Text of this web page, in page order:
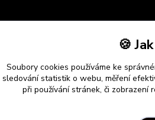
🍪
Soubory cookies používáme ke
sledování statistik o webu, měření
při používání stránek, či zobrazení